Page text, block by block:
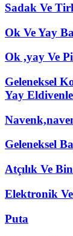
Sadak Ve
Ok Ve Yay
Ok ,yay Ve
Geleneksel
Yay
Geleneksel
Atçılık Ve
Elektronik
Puta